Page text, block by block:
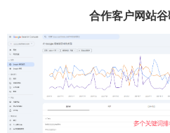
合作客户网站